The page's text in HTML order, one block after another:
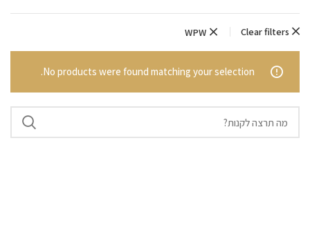
Clear filters
WPW
No products were found matching your selection.